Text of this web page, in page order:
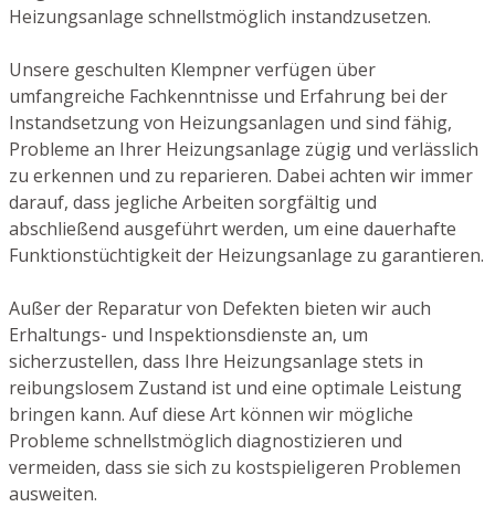
Heizungsanlage schnellstmöglich instandzusetzen.
Unsere geschulten Klempner verfügen über
umfangreiche Fachkenntnisse und Erfahrung bei der
Instandsetzung von Heizungsanlagen und sind fähig,
Probleme an Ihrer Heizungsanlage zügig und verlässlich
zu erkennen und zu reparieren. Dabei achten wir immer
darauf, dass jegliche Arbeiten sorgfältig und
abschließend ausgeführt werden, um eine dauerhafte
Funktionstüchtigkeit der Heizungsanlage zu garantieren.
Außer der Reparatur von Defekten bieten wir auch
Erhaltungs- und Inspektionsdienste an, um
sicherzustellen, dass Ihre Heizungsanlage stets in
reibungslosem Zustand ist und eine optimale Leistung
bringen kann. Auf diese Art können wir mögliche
Probleme schnellstmöglich diagnostizieren und
vermeiden, dass sie sich zu kostspieligeren Problemen
ausweiten.